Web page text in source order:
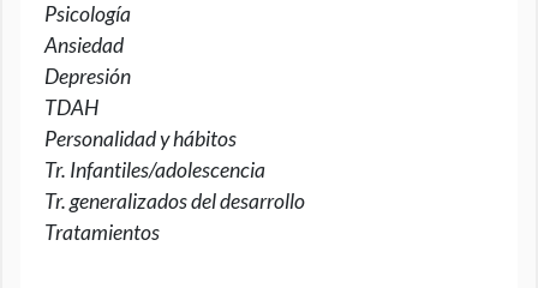
Psicología
Ansiedad
Depresión
TDAH
Personalidad y hábitos
Tr. Infantiles/adolescencia
Tr. generalizados del desarrollo
Tratamientos